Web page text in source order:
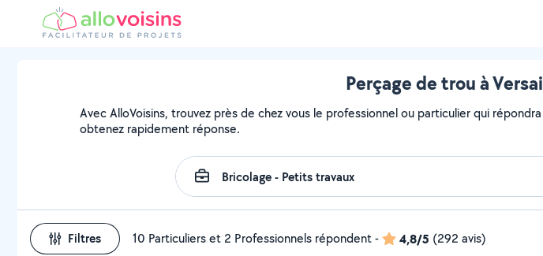
Perçage de trou à
Avec AlloVoisins, trouvez près de chez vous le professionnel ou particulier qui
obtenez rapidement réponse.
Filtres 10 Particuliers et 2 Professionnels répondent- 4,8/5 (292 avis)